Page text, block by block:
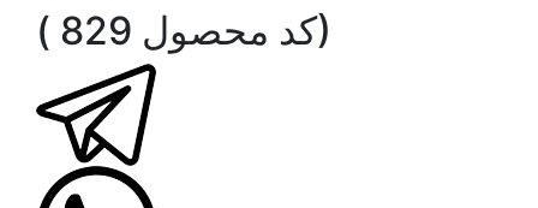
( کد محصول 829)